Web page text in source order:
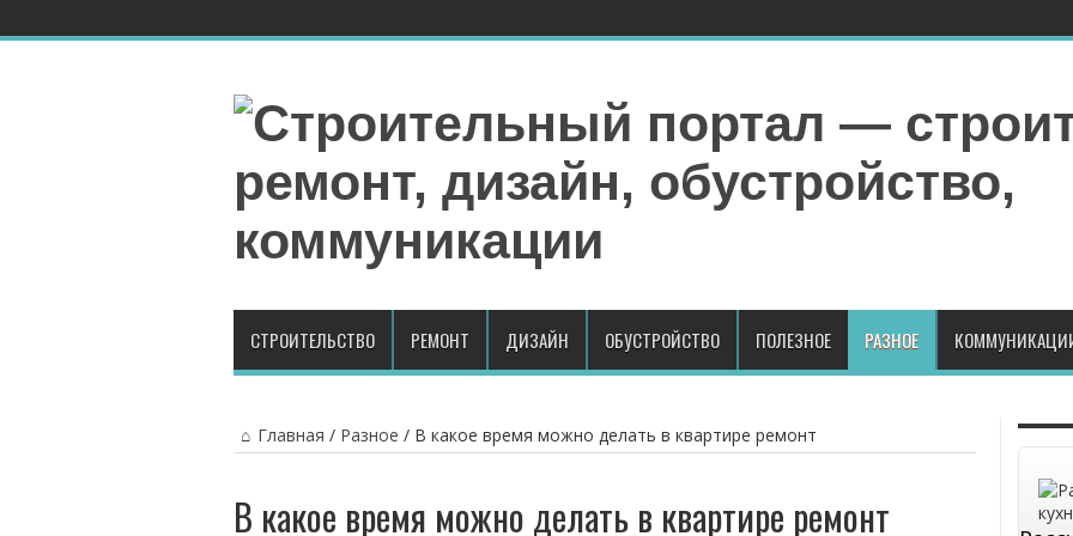
СТРОИТЕЛЬСТВО РЕМОНТ ДИЗАЙН ОБУСТРОЙСТВО ПОЛЕЗНОЕ РАЗНОЕ
Главная / Разное / В какое время можно делать в квартире ремонт
В какое время можно делать в квартире ремонт